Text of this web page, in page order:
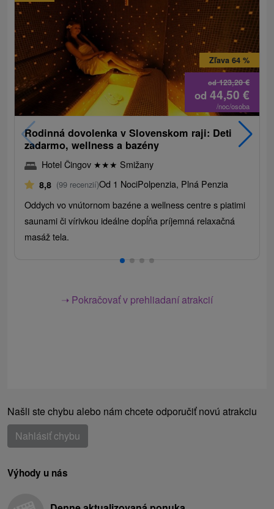
od123,20€
Zľava 64 %
od 44,50€
/noc/osoba
Rodinná dovolenka v Slovenskom raji: Deti
zadarmo, wellness a bazény
Hotel Čingov ★★★ Smižany
8,8 (99 recenzií)Od 1 NociPolpenzia, Plná Penzia
Oddych vo vnútornom bazéne a wellness centre s piatimi
saunami či vírivkou ideálne dopĺňa príjemná relaxačná
masáž tela.
➝ Pokračovať v prehliadaní atrakcií
Našli ste chybu alebo nám chcete odporučiť novú atrakciu
Nahlásiť chybu
Výhody u nás